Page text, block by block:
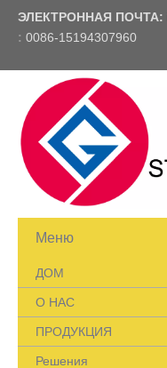
ЭЛЕКТРОННАЯ ПОЧТА:
: 0086-15194307960
Меню
ДОМ
О НАС
ПРОДУКЦИЯ
Решения